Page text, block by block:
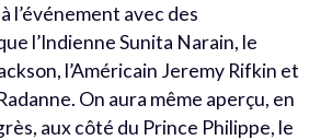
l’événement avec des
l’Indienne Sunita Narain, le
l’Américain Jeremy Rifkin et
On aura même aperçu, en
aux côté du Prince Philippe, le